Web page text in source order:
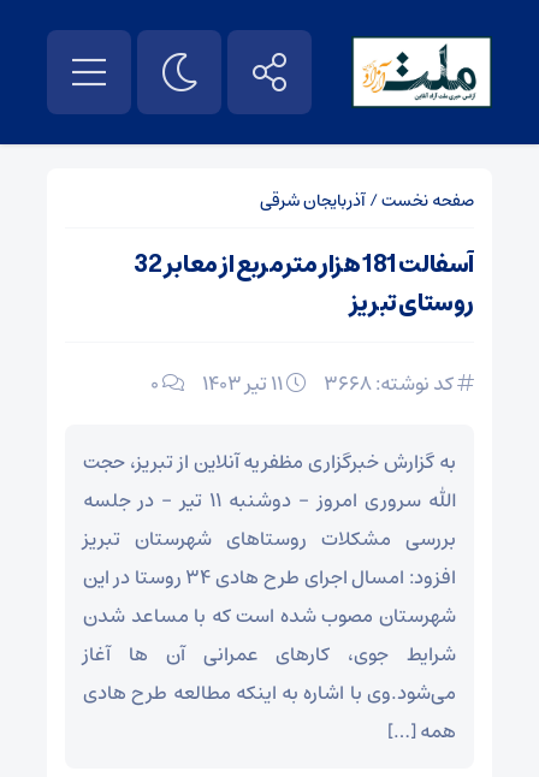
صفحه نخست/آذربایجان شرقی
آسفالت 181 هزار مترمربع از معابر 32
روستای تبریز
کد نوشته: 3668 0
به گزارش خبرگزاری مظفریه آنلاین از تبریز، حجت
الله سروری امروز – دوشنبه 11 تیر – در جلسه
بررسی مشکلات روستاهای شهرستان تبریز
افزود: امسال اجرای طرح هادی 34 روستا در این
شهرستان مصوب شده است که با مساعد شدن
شرایط جوی، کارهای عمرانی‌ آن ها آغاز
می‌شود.وی با اشاره به اینکه مطالعه طرح هادی
همه […]